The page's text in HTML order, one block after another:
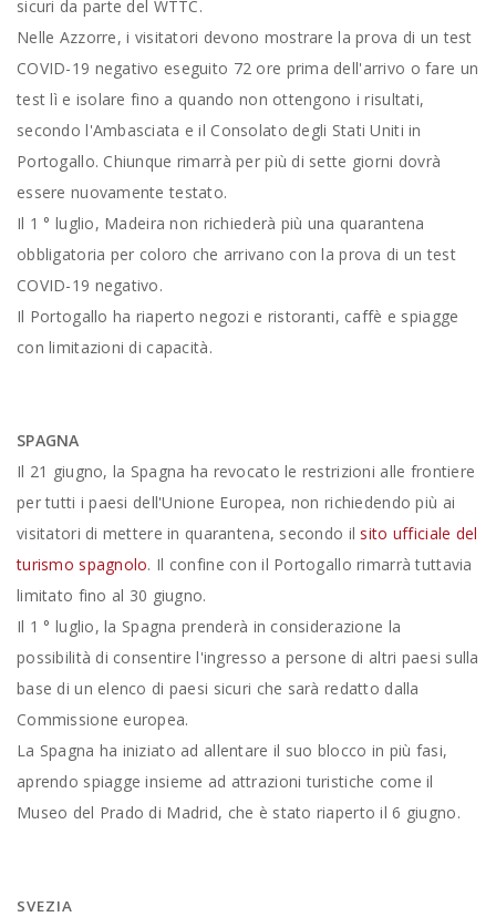
sicuri da parte del WTTC.
Nelle Azzorre, i visitatori devono mostrare la prova di un test
COVID-19 negativo eseguito 72 ore prima dell'arrivo o fare un
test lì e isolare fino a quando non ottengono i risultati,
secondo l'Ambasciata e il Consolato degli Stati Uniti in
Portogallo. Chiunque rimarrà per più di sette giorni dovrà
essere nuovamente testato.
Il 1 ° luglio, Madeira non richiederà più una quarantena
obbligatoria per coloro che arrivano con la prova di un test
COVID-19 negativo.
Il Portogallo ha riaperto negozi e ristoranti, caffè e spiagge
con limitazioni di capacità.
SPAGNA
Il 21 giugno, la Spagna ha revocato le restrizioni alle frontiere
per tutti i paesi dell'Unione Europea, non richiedendo più ai
visitatori di mettere in quarantena, secondo il sito ufficiale del
turismo spagnolo. Il confine con il Portogallo rimarrà tuttavia
limitato fino al 30 giugno.
Il 1 ° luglio, la Spagna prenderà in considerazione la
possibilità di consentire l'ingresso a persone di altri paesi sulla
base di un elenco di paesi sicuri che sarà redatto dalla
Commissione europea.
La Spagna ha iniziato ad allentare il suo blocco in più fasi,
aprendo spiagge insieme ad attrazioni turistiche come il
Museo del Prado di Madrid, che è stato riaperto il 6 giugno.
SVEZIA